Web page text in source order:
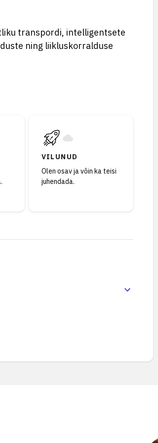
transpordi, intelligentsete
ning liikluskorralduse
VILUNUD
Olen osav ja võin ka teisi
juhendada.